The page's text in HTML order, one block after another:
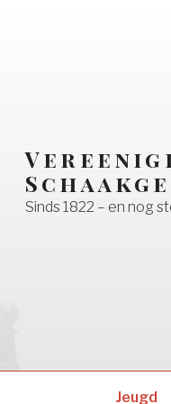
Sinds 1822 – en nog
Jeugd